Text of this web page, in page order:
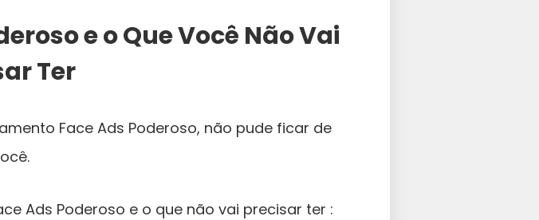
e o Que Você Não Vai
Ter
Face Ads Poderoso, não pude ficar de
Ads Poderoso e o que não vai precisar ter :